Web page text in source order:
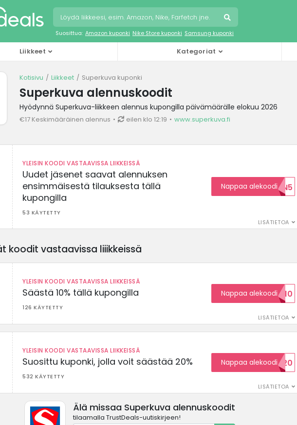
Suosittua: Amazon kuponki Nike Store kuponki Samsung kuponki
Liikkeet Kategoriat
Kotisivu Liikkeet Superkuva kuponki
Superkuva alennuskoodit
Hyödynnä Superkuva-liikkeen alennus kupongilla päivämäärälle elokuu 2026
€17 Keskimääräinen alennus eilen klo 12:19 www.superkuva.fi
YLEISIN KOODI VASTAAVISSA LIIKKEISSÄ
Uudet jäsenet saavat alennuksen
ensimmäisestä tilauksesta tällä
kupongilla
53 KÄYTETTY
LISÄTIETOA
Nappaa alekoodi
ALENNUKSEN5
koodit vastaavissa liiikkeissä
YLEISIN KOODI VASTAAVISSA LIIKKEISSÄ
Säästä 10% tällä kupongilla
126 KÄYTETTY
LISÄTIETOA
Nappaa alekoodi
KOODID10
YLEISIN KOODI VASTAAVISSA LIIKKEISSÄ
Suosittu kuponki, jolla voit säästää 20%
532 KÄYTETTY
LISÄTIETOA
Nappaa alekoodi
WELCOME20
Älä missaa Superkuva alennuskoodit
tilaamalla TrustDeals-uutiskirjeen!